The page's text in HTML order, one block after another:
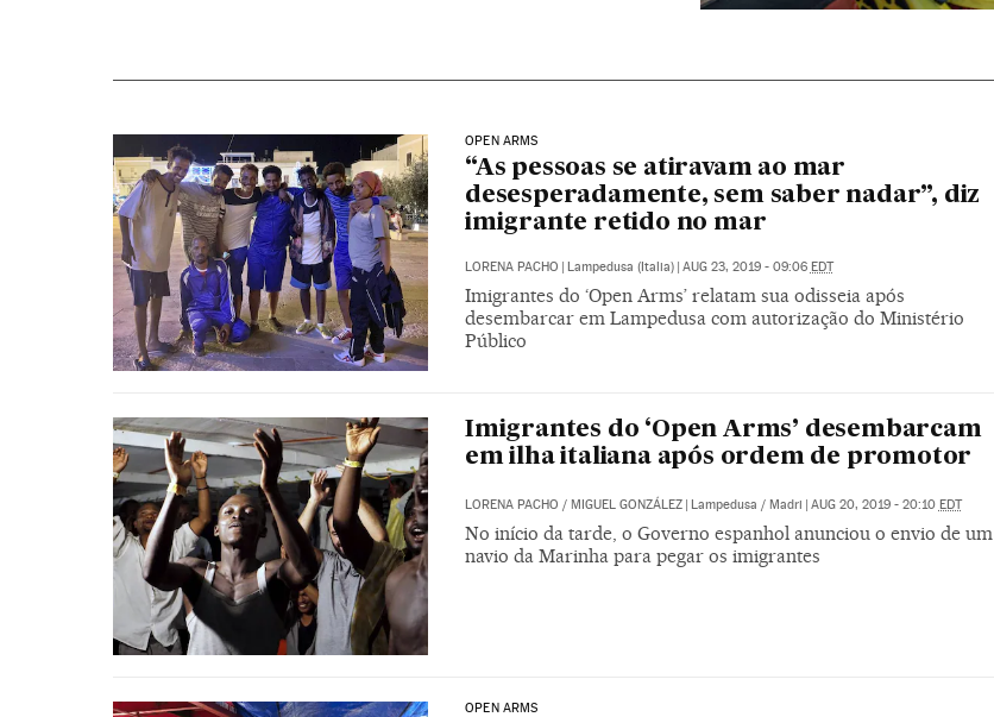
OPEN ARMS
“As pessoas se atiravam ao mar
desesperadamente, sem saber nadar”, diz
imigrante retido no mar
LORENA PACHO | Lampedusa (Italia) | AUG 23, 2019 - 09:06 EDT
Imigrantes do ‘Open Arms’ relatam sua odisseia após
desembarcar em Lampedusa com autorização do Ministério
Público
Imigrantes do ‘Open Arms’ desembarcam
em ilha italiana após ordem de promotor
LORENA PACHO / MIGUEL GONZÁLEZ | Lampedusa / Madri | AUG 20, 2019 - 20:10 EDT
No início da tarde, o Governo espanhol anunciou o envio de um
navio da Marinha para pegar os imigrantes
OPEN ARMS